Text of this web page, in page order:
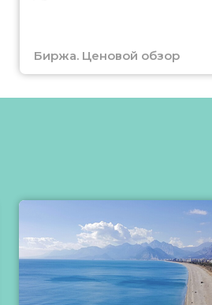
Биржа. Ценовой обзор